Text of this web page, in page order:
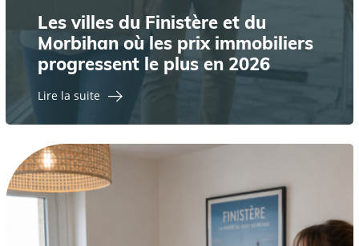
Les villes du Finistère et du
Morbihan où les prix immobiliers
progressent le plus en 2026
Lire la suite